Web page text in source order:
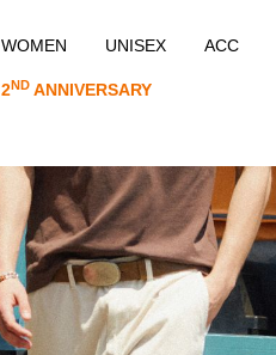
WOMEN UNISEX ACC
2NDANNIVERSARY